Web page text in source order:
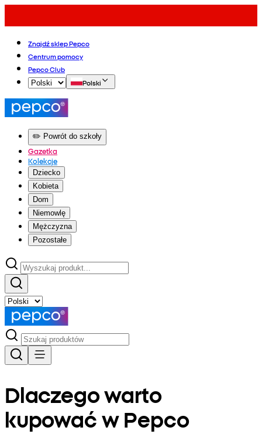
Znajdź sklep Pepco
Centrum pomocy
Pepco Club
Polski
✏️ Powrót do szkoły
Gazetka
Kolekcje
Dziecko
Kobieta
Dom
Niemowlę
Mężczyzna
Pozostałe
Dlaczego warto
kupować w Pepco